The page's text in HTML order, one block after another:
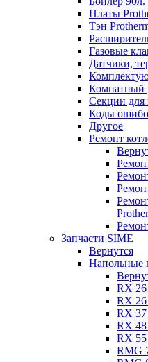
Платы
Тэн
Газовые
Датчики,
Комнатный
Секции для
Коды
Другое
Ремонт
Запчасти SIME
Вернутся
Напольные
RX
RX
RX
RX
RX
RMG